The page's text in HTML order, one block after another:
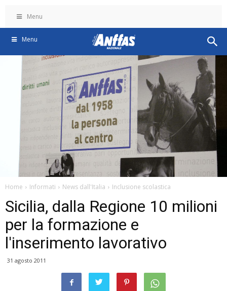
Menu
Menu
Home Informati News dall'Italia Inclusione scolastica
Sicilia, dalla Regione 10 milioni
per la formazione e
l'inserimento lavorativo
31 agosto 2011